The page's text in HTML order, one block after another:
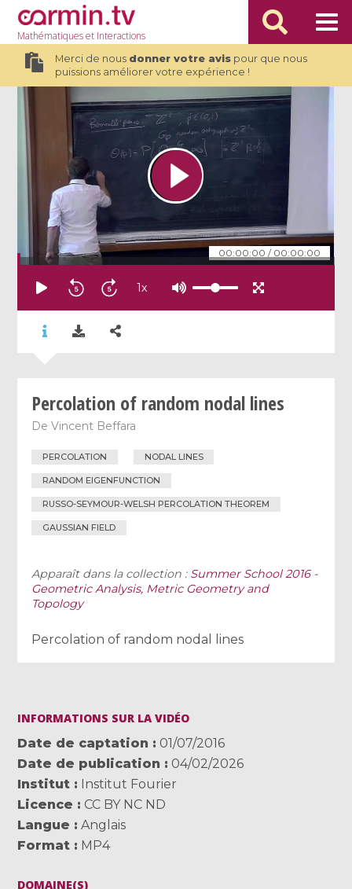
Mathématiqueset Interactions
Merci de nous donner votre avispour que nous
puissions améliorer votre expérience !
00:00:00 / 00:00:00
1x
Percolation of random nodal lines
DeVincent Beffara
PERCOLATION NODAL LINES
RANDOM EIGENFUNCTION
RUSSO-SEYMOUR-WELSH PERCOLATION THEOREM
GAUSSIAN FIELD
Apparaît dans la collection : Summer School 2016 -
Geometric Analysis, Metric Geometry and
Topology
Percolation of random nodal lines
INFORMATIONS SUR LA VIDÉO
Date de captation
01/07/2016
Date de publication
04/02/2026
Institut
Institut Fourier
Licence
CC BY NC ND
Langue
Anglais
Format
MP4
DOMAINE(S)